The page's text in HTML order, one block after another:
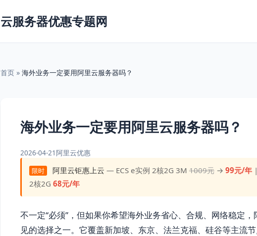
云服务器优惠专题网
首页 » 海外业务一定要用阿里云服务器吗？
海外业务一定要用阿里云服务器吗？
2026-04-21阿里云优惠
限时 阿里云钜惠上云 — ECS e实例 2核2G 3M 1009元→ 99元/年|
2核2G68元/年
不一定“必须”，但如果你希望海外业务省心、合规、网络稳定
见的选择之一。它覆盖新加坡、东京、法兰克福、硅谷等主流